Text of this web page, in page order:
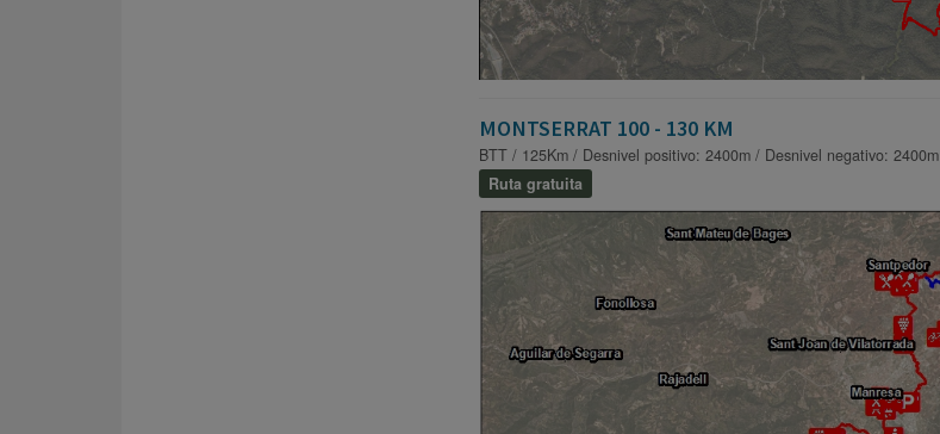
MONTSERRAT 100 - 130 KM
BTT / 125Km / Desnivel positivo: 2400m / Desnivel negativo: 2400m
Ruta gratuita